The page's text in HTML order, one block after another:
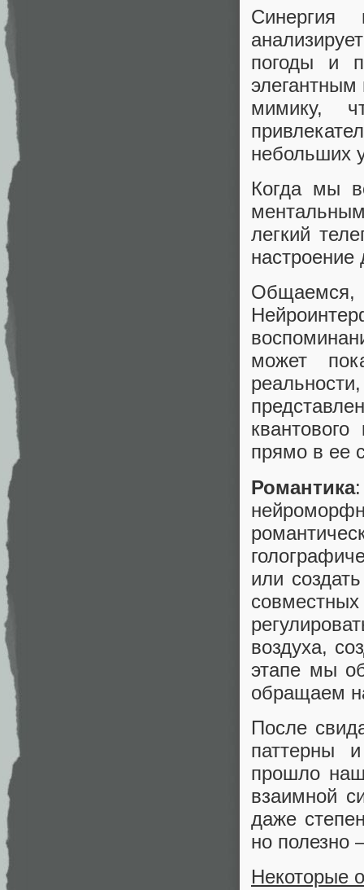
Синергия
погоды и
мимику,
небольших
Когда мы
легкий
настроение
может
прямо в ее
Романтика
или
воздуха,
этапе мы
обращаем
После
паттерны
прошло
взаимной
даже
но полезно
Некоторые